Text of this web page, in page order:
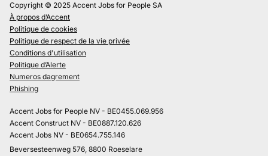
Copyright © 2025 Accent Jobs for People SA
À propos d’Accent
Politique de cookies
Politique de respect de la vie privée
Conditions d'utilisation
Politique d’Alerte
Numeros dagrement
Phishing
Accent Jobs for People NV - BE0455.069.956
Accent Construct NV - BE0887.120.626
Accent Jobs NV - BE0654.755.146
Beversesteenweg 576, 8800 Roeselare